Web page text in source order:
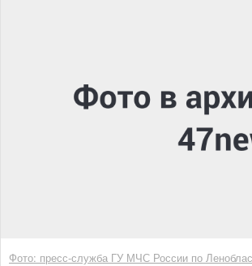
Фото: пресс-служба ГУ МЧС России по